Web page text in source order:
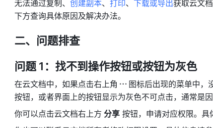
无法通过复制、 创建副本、 打印、 下载或导出获取云文
下方查询具体原因及解决办法。
二、问题排查
问题 1：找不到操作按钮或按钮为灰色
在云文档中，如果点击右上角 图标后出现的菜单中，
按钮，或者界面上的按钮显示为灰色不可点击，通常是
你可以点击云文档右上方 分享 按钮，申请对应权限。具